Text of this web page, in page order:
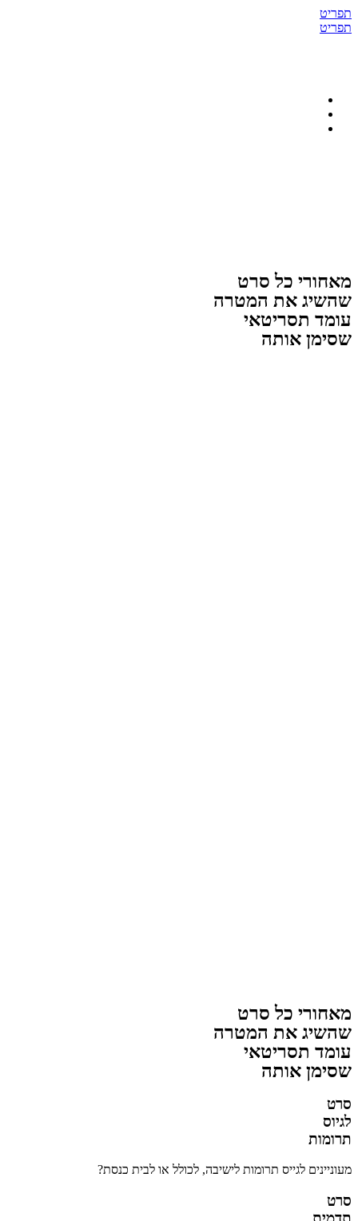
דלג
לתוכן
תפריט
תפריט
מאחורי כל סרט
שהשיג את המטרה
עומד תסריטאי
שסימן אותה
מאחורי כל סרט
שהשיג את המטרה
עומד תסריטאי
שסימן אותה
סרט
לגיוס
תרומות
מעוניינים לגייס תרומות לישיבה, לכולל או לבית כנסת?
סרט